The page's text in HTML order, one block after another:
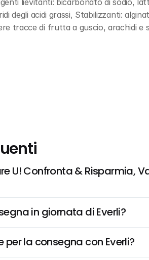
lievitanti: bicarbonato di sodio,
degli acidi grassi, Stabilizzanti:
tracce di frutta a guscio, arachidi e
U! Confronta & Risparmia,
in giornata di Everli?
la consegna con Everli?